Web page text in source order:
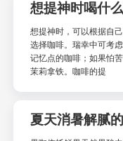
想提神时喝什
想提神时，可以根据自
选择咖啡。瑞幸中可考
记忆点的咖啡；如果怕
茉莉拿铁。咖啡的提
夏天消暑解腻